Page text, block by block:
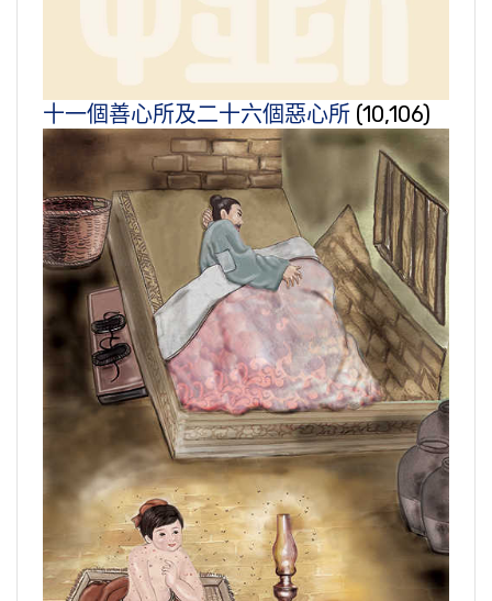
十一個善心所及二十六個惡心所 (10,106)